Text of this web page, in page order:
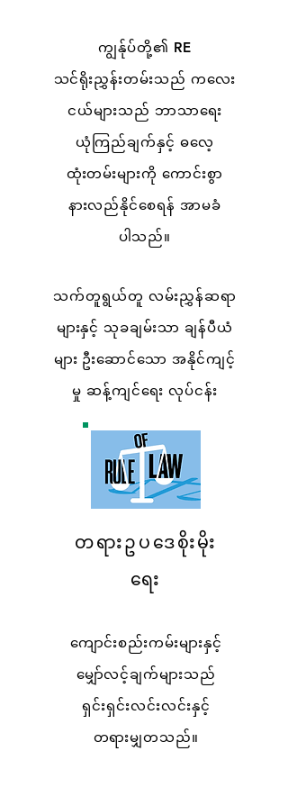
ကျွန်ုပ်တို့၏ RE
သင်ရိုးညွှန်းတမ်းသည် ကလေး
ငယ်များသည် ဘာသာရေး
ယုံကြည်ချက်နှင့် ဓလေ့
ထုံးတမ်းများကို ကောင်းစွာ
နားလည်နိုင်စေရန် အာမခံ
ပါသည်။
သက်တူရွယ်တူ လမ်းညွှန်ဆရာ
များနှင့် သုခချမ်းသာ ချန်ပီယံ
များ ဦးဆောင်သော အနိုင်ကျင့်
မှု ဆန့်ကျင်ရေး လုပ်ငန်း
တရားဥပဒေစိုးမိုး
ရေး
ကျောင်းစည်းကမ်းများနှင့်
မျှော်လင့်ချက်များသည်
ရှင်းရှင်းလင်းလင်းနှင့်
တရားမျှတသည်။